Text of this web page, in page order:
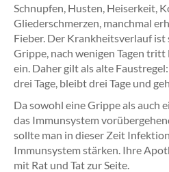
Schnupfen, Husten, Heiserkeit,
Gliederschmerzen, manchmal
Fieber. Der Krankheitsverlauf ist
Grippe, nach wenigen Tagen
ein. Daher gilt als alte
drei Tage, bleibt drei Tage und
Da sowohl eine Grippe als auch
das Immunsystem
sollte man in dieser Zeit
Immunsystem stärken. Ihre
mit Rat und Tat zur Seite.